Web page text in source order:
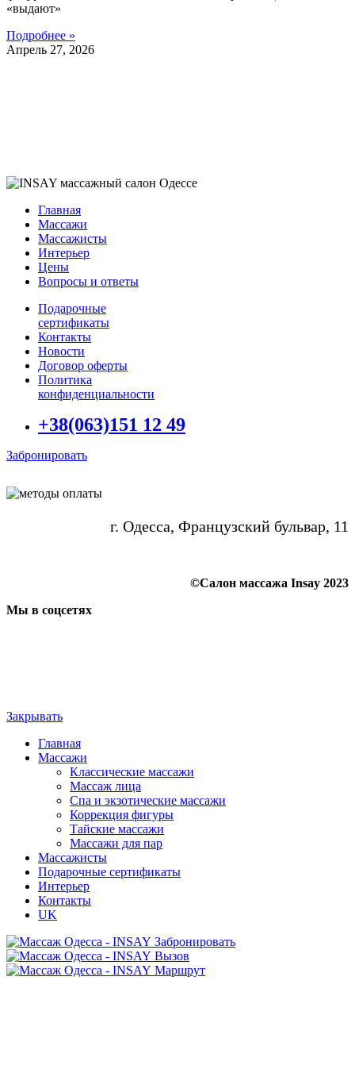
«выдают»
Подробнее »
Апрель 27, 2026
Главная
Массажи
Массажисты
Интерьер
Цены
Вопросы и ответы
Подарочные
сертификаты
Контакты
Новости
Договор оферты
Политика
конфиденциальности
+38(063)151 12 49
Забронировать
г. Одесса, Французский бульвар, 11
©Салон массажа Insay 2023
Мы в соцсетях
Закрывать
Главная
Массажи
Классические массажи
Массаж лица
Спа и экзотические массажи
Коррекция фигуры
Тайские массажи
Массажи для пар
Массажисты
Подарочные сертификаты
Интерьер
Контакты
UK
Забронировать
Вызов
Маршрут